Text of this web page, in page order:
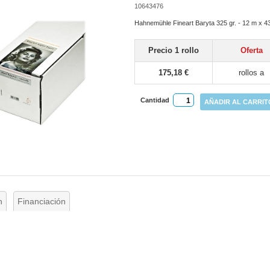
10643476
Hahnemühle Fineart Baryta 325 gr. - 12 m x
Precio 1 rollo Oferta
175,18 € rollos a
Cantidad AÑADIR AL
Financiación